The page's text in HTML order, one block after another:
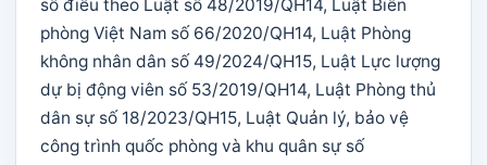
số điều theo Luật số 48/2019/QH14, Luật Biên
phòng Việt Nam số 66/2020/QH14, Luật Phòng
không nhân dân số 49/2024/QH15, Luật Lực lượng
dự bị động viên số 53/2019/QH14, Luật Phòng thủ
dân sự số 18/2023/QH15, Luật Quản lý, bảo vệ
công trình quốc phòng và khu quân sự số